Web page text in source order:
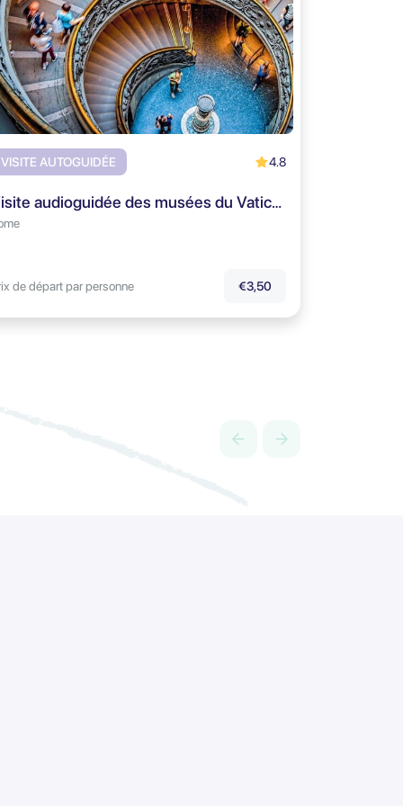
VISITE AUTOGUIDÉE 4.8
Visite audioguidée des musées du Vatican
de départ par personne €3,50